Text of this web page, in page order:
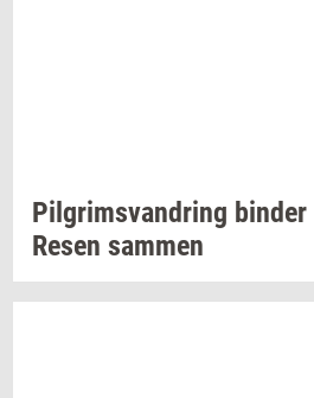
Pil­grims­van­dring bin­der
Resen sam­men